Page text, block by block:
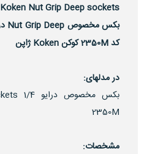
Koken Nut Grip Deep sockets
کد 2350M کوکن Koken ژاپن
در مدلهای:
2350M
مشخصات: